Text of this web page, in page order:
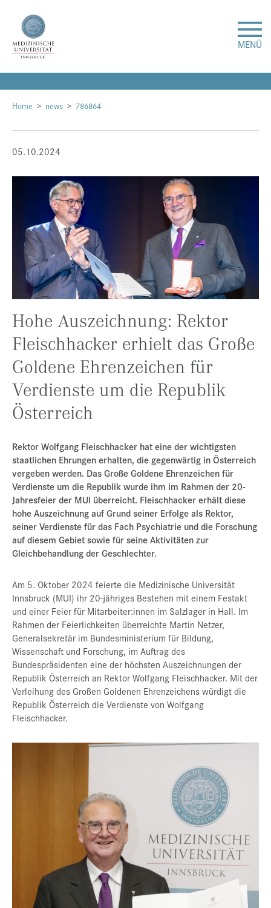
MENÜ
Forschung
Studium & Lehre
Über uns
Internationales
Events
Presse
Service-Links
de |en
Home news 786864
05.10.2024
Hohe Auszeichnung: Rektor
Fleischhacker erhielt das Große
Goldene Ehrenzeichen für
Verdienste um die Republik
Österreich
Rektor Wolfgang Fleischhacker hat eine der wichtigsten
staatlichen Ehrungen erhalten, die gegenwärtig in Österreich
vergeben werden. Das Große Goldene Ehrenzeichen für
Verdienste um die Republik wurde ihm im Rahmen der 20-
Jahresfeier der MUI überreicht. Fleischhacker erhält diese
hohe Auszeichnung auf Grund seiner Erfolge als Rektor,
seiner Verdienste für das Fach Psychiatrie und die Forschung
auf diesem Gebiet sowie für seine Aktivitäten zur
Gleichbehandlung der Geschlechter.
Am 5. Oktober 2024 feierte die Medizinische Universität
Innsbruck (MUI) ihr 20-jähriges Bestehen mit einem Festakt
und einer Feier für Mitarbeiter:innen im Salzlager in Hall. Im
Rahmen der Feierlichkeiten überreichte Martin Netzer,
Generalsekretär im Bundesministerium für Bildung,
Wissenschaft und Forschung, im Auftrag des
Bundespräsidenten eine der höchsten Auszeichnungen der
Republik Österreich an Rektor Wolfgang Fleischhacker. Mit der
Verleihung des Großen Goldenen Ehrenzeichens würdigt die
Republik Österreich die Verdienste von Wolfgang
Fleischhacker.